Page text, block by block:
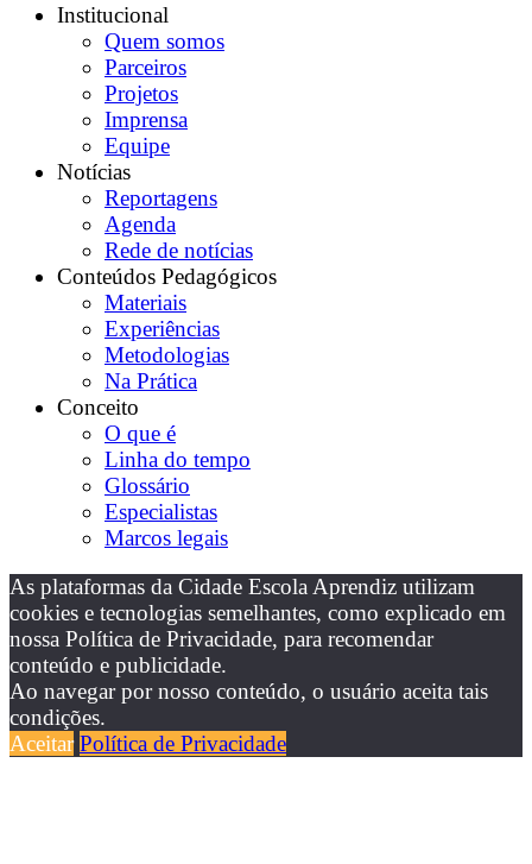
Institucional
Quem somos
Parceiros
Projetos
Imprensa
Equipe
Notícias
Reportagens
Agenda
Rede de notícias
Conteúdos Pedagógicos
Materiais
Experiências
Metodologias
Na Prática
Conceito
O que é
Linha do tempo
Glossário
Especialistas
Marcos legais
As plataformas da Cidade Escola Aprendiz utilizam
cookies e tecnologias semelhantes, como explicado em
nossa Política de Privacidade, para recomendar
conteúdo e publicidade.
Ao navegar por nosso conteúdo, o usuário aceita tais
condições.
Aceitar Política de Privacidade